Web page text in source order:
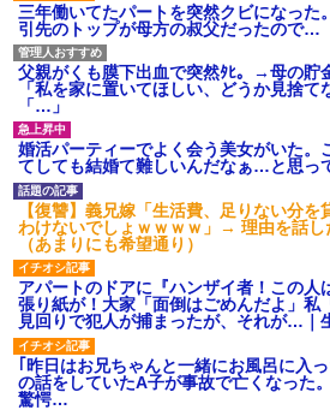
【画像】闇バイトで無期懲役
になってしまった若者さん、お
手紙でお気持ち表明した結果本
当に自分で書いたの？と疑惑が
集中してしまう…
マジで「女しか」使わない言
葉ｗｗｗｗｗｗｗｗｗｗｗｗｗ
ｗｗｗｗｗｗｗｗｗｗｗｗｗｗ
【驚愕】義実家の“素手おにぎ
り”が汚くて無理！ 「子どもに食
べさせたくない！！」←お前ら
は食べられる？？？？？？
プロポーズした彼女のご両親
へ挨拶に行った結果→ 彼女の兄
「ああああおおおお！！」 俺
『！？』 兄がいるのは聞いてた
けど、ガチの池沼だったんだ...
告白を決意してメールをし
た。 女『久しぶりです。私、海
外赴任中なんです』俺「え！？
（恋愛運本当ねえな…）」 → そ
して3年後、彼女の帰国を空港...
たペ
する人
円で
旦
前に
ママ
るとこ
私
す。
「き
ゃ」
主
みたよ
三年働いてたパートを突然クビになった
引先のトップが母方の叔父だったので…
父親がくも膜下出血で突然ﾀﾋ。→母の
「私を家に置いてほしい、どうか見捨
「…」
婚活パーティーでよく会う美女がいた。
てしても結婚て難しいんだなぁ…と思っ
【復讐】義兄嫁「生活費、足りない分
わけないでしょｗｗｗｗ」→ 理由を話し
（あまりにも希望通り）
アパートのドアに『ハンザイ者！この人
張り紙が！大家「面倒はごめんだよ」私
見回りで犯人が捕まったが、それが…
｢昨日はお兄ちゃんと一緒にお風呂に入
の話をしていたA子が事故で亡くなった
驚愕…